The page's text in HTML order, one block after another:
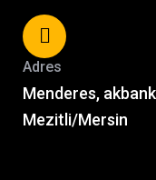
Adres
Menderes, akbank
Mezitli/Mersin